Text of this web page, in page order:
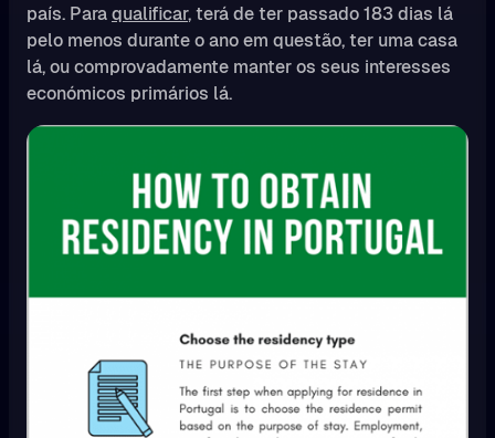
país. Paraqualificar, terá de ter passado 183 dias lá
pelo menos durante o ano em questão, ter uma casa
lá, ou comprovadamente manter os seus interesses
económicos primários lá.